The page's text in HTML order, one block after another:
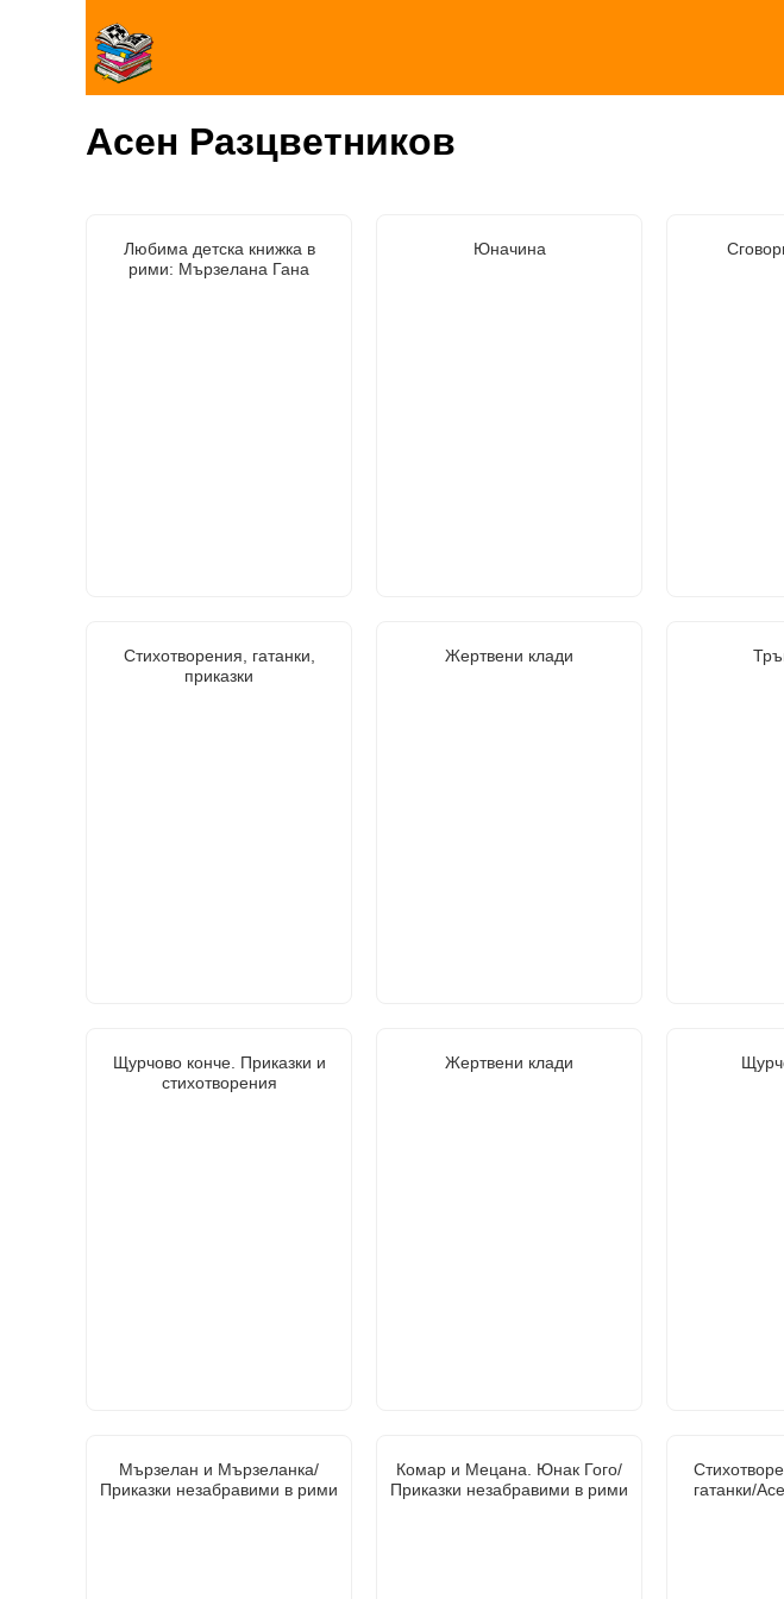
Асен Разцветников
Любима детска книжка в
рими: Мързелана Гана
Юначина
Стихотворения, гатанки,
приказки
Жертвени клади
Щурчово конче. Приказки и
стихотворения
Жертвени клади
Мързелан и Мързеланка/
Приказки незабравими в рими
Комар и Мецана. Юнак Гого/
Приказки незабравими в рими
гатанки/